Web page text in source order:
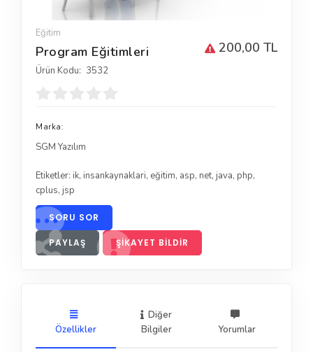
Eğitim
200,00 TL
Program Eğitimleri
Ürün Kodu: 3532
Marka:
SGM Yazılım
Etiketler: ik, insankaynaklari, eğitim, asp, net, java, php,
cplus, jsp
SORU SOR
PAYLAŞ ŞIKAYET BILDIR
Özellikler
Diğer
Bilgiler
Yorumlar